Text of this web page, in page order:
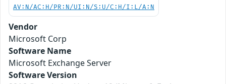
AV:N/AC:H/PR:N/UI:N/S:U/C:H/I:L/A:N
Vendor
Microsoft Corp
Software Name
Microsoft Exchange Server
Software Version